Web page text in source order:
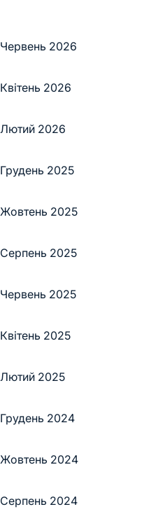
Червень 2026
Квітень 2026
Лютий 2026
Грудень 2025
Жовтень 2025
Серпень 2025
Червень 2025
Квітень 2025
Лютий 2025
Грудень 2024
Жовтень 2024
Серпень 2024